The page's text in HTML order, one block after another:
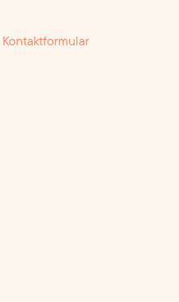
Kontaktformular